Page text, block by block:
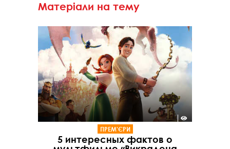
Матеріали на тему
ПРЕМ'ЄРИ
5 интересных фактов о